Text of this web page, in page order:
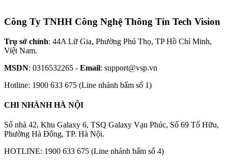
Công Ty TNHH Công Nghệ Thông Tin Tech Vision
Trụ sở chính: 44A Lữ Gia, Phường Phú Thọ, TP Hồ Chí Minh,
Việt Nam.
MSDN: 0316532265 - Email: support@vsp.vn
Hotline: 1900 633 675 (Line nhánh bấm số 1)
CHI NHÁNH HÀ NỘI
Số nhà 42, Khu Galaxy 6, TSQ Galaxy Vạn Phúc, Số 69 Tố Hữu,
Phường Hà Đông, TP. Hà Nội.
HOTLINE: 1900 633 675 (Line nhánh bấm số 4)